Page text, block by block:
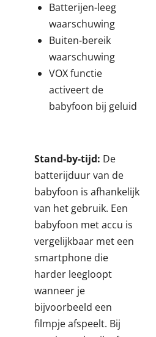
Batterijen-leeg
waarschuwing
Buiten-bereik
waarschuwing
VOX functie
activeert de
babyfoon bij geluid
Stand-by-tijd: De
batterijduur van de
babyfoon is afhankelijk
van het gebruik. Een
babyfoon met accu is
vergelijkbaar met een
smartphone die
harder leegloopt
wanneer je
bijvoorbeeld een
filmpje afspeelt. Bij